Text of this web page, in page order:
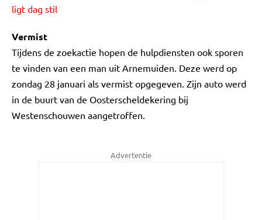
ligt dag stil
Vermist
Tijdens de zoekactie hopen de hulpdiensten ook sporen
te vinden van een man uit Arnemuiden. Deze werd op
zondag 28 januari als vermist opgegeven. Zijn auto werd
in de buurt van de Oosterscheldekering bij
Westenschouwen aangetroffen.
Advertentie